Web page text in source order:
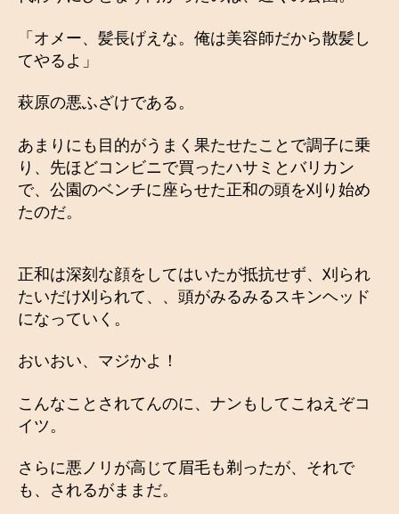
「オメー、髪長げえな。俺は美容師だから散髪し
てやるよ」
萩原の悪ふざけである。
あまりにも目的がうまく果たせたことで調子に乗
り、先ほどコンビニで買ったハサミとバリカン
で、公園のベンチに座らせた正和の頭を刈り始め
たのだ。
正和は深刻な顔をしてはいたが抵抗せず、刈られ
たいだけ刈られて、、頭がみるみるスキンヘッド
になっていく。
おいおい、マジかよ！
こんなことされてんのに、ナンもしてこねえぞコ
イツ。
さらに悪ノリが高じて眉毛も剃ったが、それで
も、されるがままだ。